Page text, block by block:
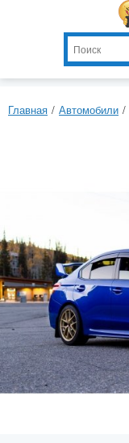
Главная / Автомобили /